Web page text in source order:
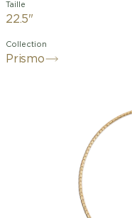
Taille
22.5"
Collection
Prismo